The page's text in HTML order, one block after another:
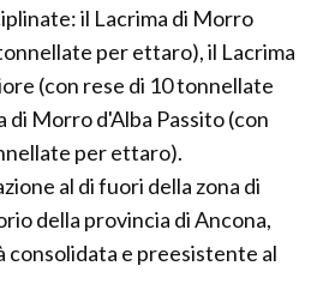
il Lacrima di Morro
per ettaro), il Lacrima
(con rese di 10 tonnellate
di Morro d'Alba Passito (con
per ettaro).
al di fuori della zona di
della provincia di Ancona,
e preesistente al